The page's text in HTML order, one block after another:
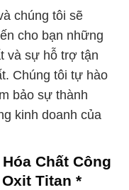
chúng tôi sẽ
cho bạn những
và sự hỗ trợ tận
Chúng tôi tự hào
bảo sự thành
kinh doanh của
Chất Công
Titan *